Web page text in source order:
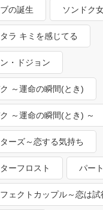
の誕生 ソンドク
ラ キミを感じてる
・ドジョン
～運命の瞬間(とき)
～運命の瞬間(とき) ～
ターズ～恋する気持ち
ターフロスト パー
ェクトカップル～恋は試